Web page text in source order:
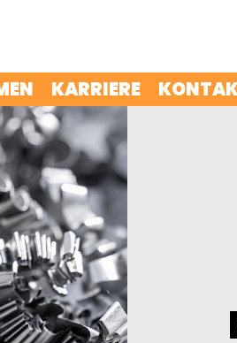
KARRIERE